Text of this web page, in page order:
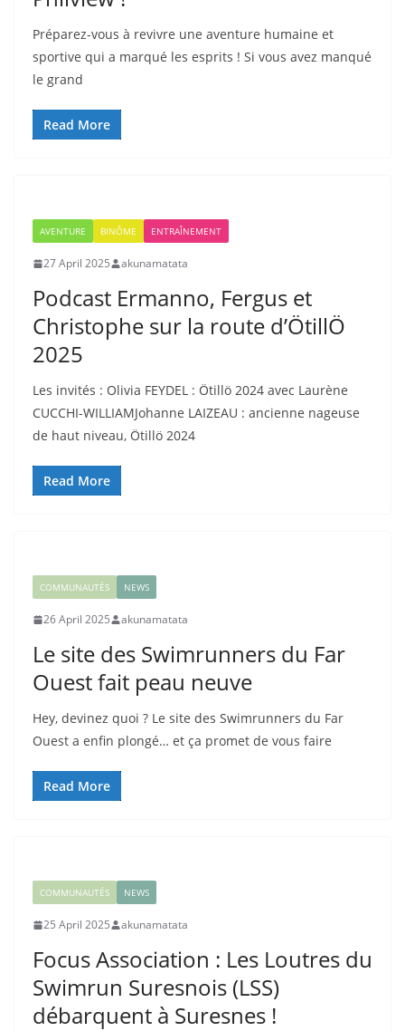
Préparez-vous à revivre une aventure humaine et
sportive qui a marqué les esprits ! Si vous avez manqué
le grand
Read More
AVENTURE BINÔME ENTRAÎNEMENT
27 April 2025 akunamatata
Podcast Ermanno, Fergus et
Christophe sur la route d’ÖtillÖ
2025
Les invités : Olivia FEYDEL : Ötillö 2024 avec Laurène
CUCCHI-WILLIAMJohanne LAIZEAU : ancienne nageuse
de haut niveau, Ötillö 2024
Read More
COMMUNAUTÉS NEWS
26 April 2025 akunamatata
Le site des Swimrunners du Far
Ouest fait peau neuve
Hey, devinez quoi ? Le site des Swimrunners du Far
Ouest a enfin plongé… et ça promet de vous faire
Read More
COMMUNAUTÉS NEWS
25 April 2025 akunamatata
Focus Association : Les Loutres du
Swimrun Suresnois (LSS)
débarquent à Suresnes !